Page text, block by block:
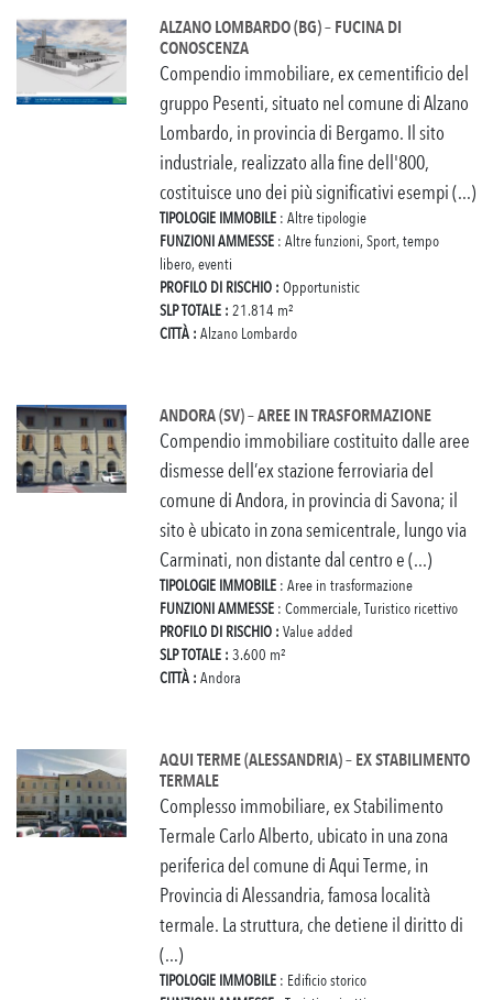
ALZANO LOMBARDO (BG) – FUCINA DI
CONOSCENZA
Compendio immobiliare, ex cementificio del
gruppo Pesenti, situato nel comune di Alzano
Lombardo, in provincia di Bergamo. Il sito
industriale, realizzato alla fine dell'800,
costituisce uno dei più significativi esempi (...)
TIPOLOGIE IMMOBILE : Altre tipologie
FUNZIONI AMMESSE : Altre funzioni, Sport, tempo
libero, eventi
PROFILO DI RISCHIO : Opportunistic
SLP TOTALE : 21.814 m²
CITTÀ : Alzano Lombardo
ANDORA (SV) – AREE IN TRASFORMAZIONE
Compendio immobiliare costituito dalle aree
dismesse dell’ex stazione ferroviaria del
comune di Andora, in provincia di Savona; il
sito è ubicato in zona semicentrale, lungo via
Carminati, non distante dal centro e (...)
TIPOLOGIE IMMOBILE : Aree in trasformazione
FUNZIONI AMMESSE : Commerciale, Turistico ricettivo
PROFILO DI RISCHIO : Value added
SLP TOTALE : 3.600 m²
CITTÀ : Andora
AQUI TERME (ALESSANDRIA) – EX STABILIMENTO
TERMALE
Complesso immobiliare, ex Stabilimento
Termale Carlo Alberto, ubicato in una zona
periferica del comune di Aqui Terme, in
Provincia di Alessandria, famosa località
termale. La struttura, che detiene il diritto di
(...)
TIPOLOGIE IMMOBILE : Edificio storico